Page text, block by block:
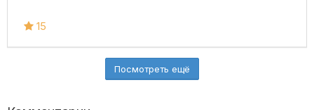
15
Посмотреть ещё